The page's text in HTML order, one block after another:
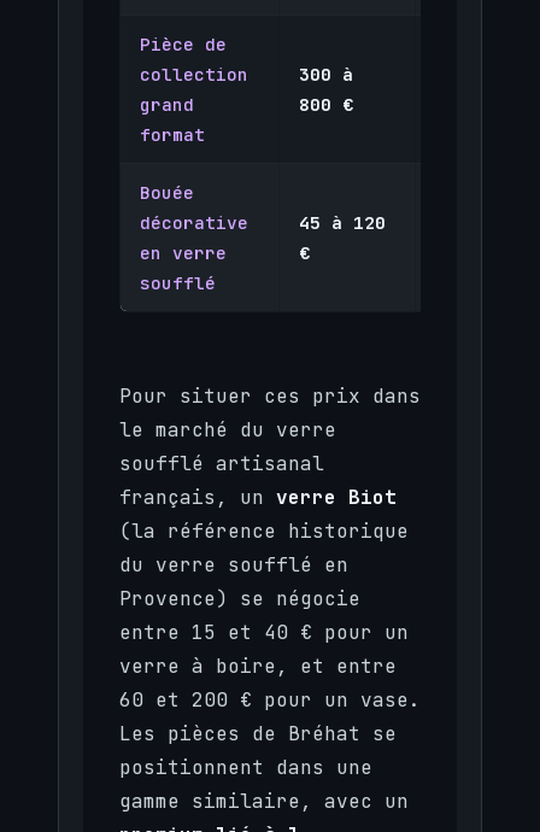
Pièce de
collection
grand
format
300 à
800 €
Bouée
décorative
en verre
soufflé
45 à 120
€
Pour situer ces prix dans
le marché du verre
soufflé artisanal
français, un verre Biot
(la référence historique
du verre soufflé en
Provence) se négocie
entre 15 et 40 € pour un
verre à boire, et entre
60 et 200 € pour un vase.
Les pièces de Bréhat se
positionnent dans une
gamme similaire, avec un